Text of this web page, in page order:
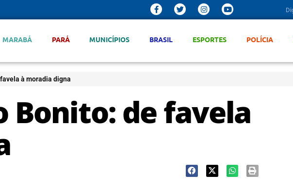
MARABÁ PARÁ MUNICÍPIOS BRASIL ESPORTES POLÍCIA
à moradia digna
Bonito: de favela